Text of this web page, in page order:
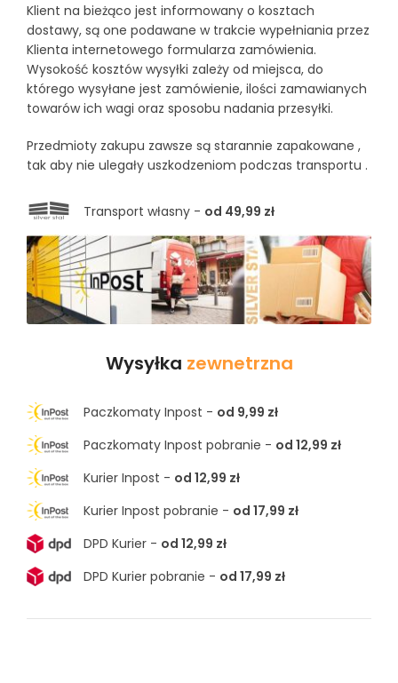
Klient na bieżąco jest informowany o kosztach
dostawy, są one podawane w trakcie wypełniania przez
Klienta internetowego formularza zamówienia.
Wysokość kosztów wysyłki zależy od miejsca, do
którego wysyłane jest zamówienie, ilości zamawianych
towarów ich wagi oraz sposobu nadania przesyłki.
Przedmioty zakupu zawsze są starannie zapakowane ,
tak aby nie ulegały uszkodzeniom podczas transportu .
Transport własny - od 49,99 zł
Wysyłka zewnetrzna
Paczkomaty Inpost - od 9,99 zł
Paczkomaty Inpost pobranie - od 12,99 zł
Kurier Inpost - od 12,99 zł
Kurier Inpost pobranie - od 17,99 zł
DPD Kurier - od 12,99 zł
DPD Kurier pobranie - od 17,99 zł